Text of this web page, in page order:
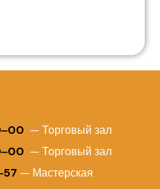
— Торговый зал
— Торговый зал
— Мастерская